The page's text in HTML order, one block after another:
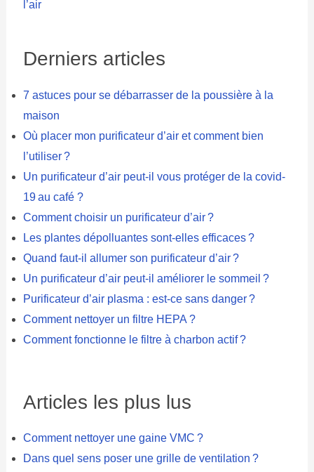
l’air
Derniers articles
7 astuces pour se débarrasser de la poussière à la
maison
Où placer mon purificateur d’air et comment bien
l’utiliser ?
Un purificateur d’air peut-il vous protéger de la covid-
19 au café ?
Comment choisir un purificateur d’air ?
Les plantes dépolluantes sont-elles efficaces ?
Quand faut-il allumer son purificateur d’air ?
Un purificateur d’air peut-il améliorer le sommeil ?
Purificateur d’air plasma : est-ce sans danger ?
Comment nettoyer un filtre HEPA ?
Comment fonctionne le filtre à charbon actif ?
Articles les plus lus
Comment nettoyer une gaine VMC ?
Dans quel sens poser une grille de ventilation ?